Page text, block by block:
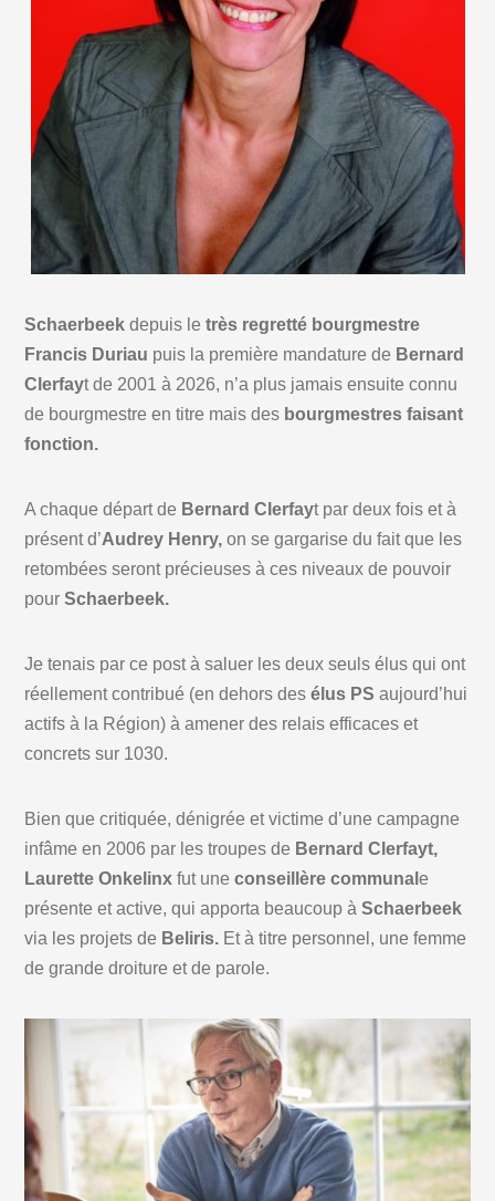
Schaerbeek depuis letrès regretté bourgmestre
Francis Duriau puis la première mandature de Bernard
Clerfayt de 2001 à 2026, n’a plus jamais ensuite connu
de bourgmestre en titre mais des bourgmestres faisant
fonction.
A chaque départ de Bernard Clerfayt par deux fois et à
présent d’Audrey Henry, on se gargarise du fait que les
retombées seront précieuses à ces niveaux de pouvoir
pourSchaerbeek.
Je tenais par ce post à saluer les deux seuls élus qui ont
réellement contribué (en dehors des élus PS aujourd’hui
actifs à la Région) à amener des relais efficaces et
concrets sur 1030.
Bien que critiquée, dénigrée et victime d’une campagne
infâme en 2006 par les troupes de Bernard Clerfayt,
Laurette Onkelinx fut uneconseillère communale
présente et active, qui apporta beaucoup àSchaerbeek
via les projets de Beliris. Et à titre personnel, une femme
de grande droiture et de parole.